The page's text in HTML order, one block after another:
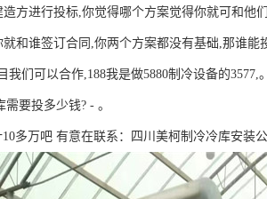
方进行投标,你觉得哪个方案觉得你就可和他
和谁签订合同,你两个方案都没有基础,那谁
我们可以合作,188我是做5880制冷设备的3577,
要投多少钱? - 。
多万吧 有意在联系：四川美柯制冷冷库安装